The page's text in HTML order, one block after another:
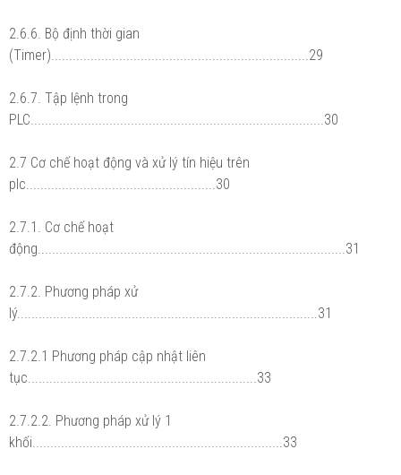
2.6.6. Bộ định thời gian
(Timer)........................................................................29
2.6.7. Tập lệnh trong
PLC..................................................................................30
2.7 Cơ chế hoạt động và xử lý tín hiệu trên
plc.....................................................30
2.7.1. Cơ chế hoạt
động......................................................................................31
2.7.2. Phương pháp xử
lý....................................................................................31
2.7.2.1 Phương pháp cập nhật liên
tục................................................................33
2.7.2.2. Phương pháp xử lý 1
khối......................................................................33